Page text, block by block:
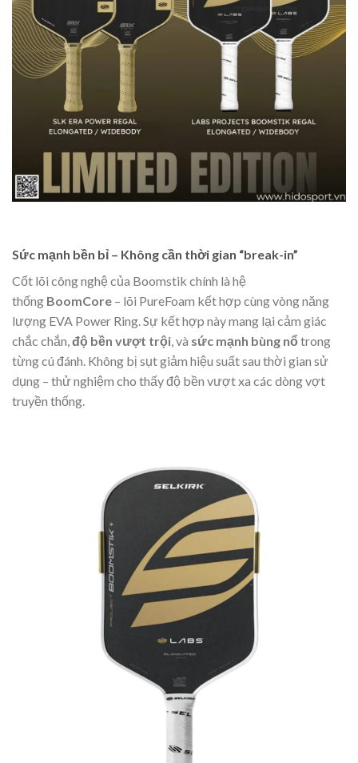
Sức mạnh bền bỉ – Không cần thời gian “break-in”
Cốt lõi công nghệ của Boomstik chính là hệ
thống BoomCore – lõi PureFoam kết hợp cùng vòng năng
lượng EVA Power Ring. Sự kết hợp này mang lại cảm giác
chắc chắn,độ bền vượt trội, và sức mạnh bùng nổ trong
từng cú đánh. Không bị sụt giảm hiệu suất sau thời gian sử
dụng – thử nghiệm cho thấy độ bền vượt xa các dòng vợt
truyền thống.